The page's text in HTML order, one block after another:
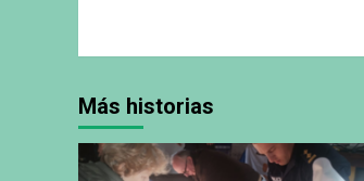
Más historias